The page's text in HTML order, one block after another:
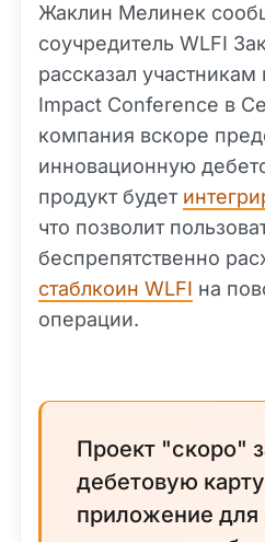
Жаклин Мелинек
соучредитель WLFI
рассказал
Impact Conference в
компания вскоре
инновационную
продукт будет
что позволит
беспрепятственно
стаблкоин WLFI на
операции.
Проект "скоро"
дебетовую
приложение для